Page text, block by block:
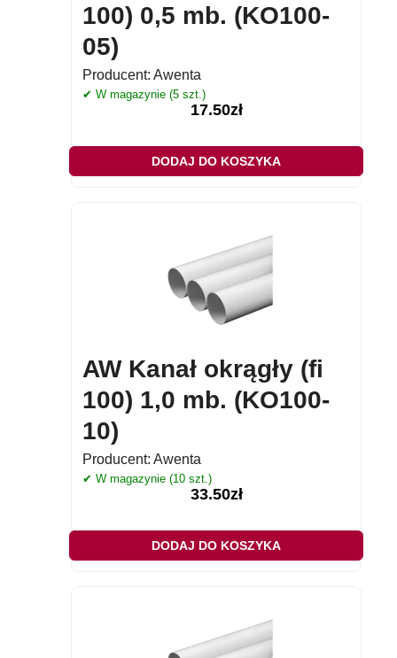
100) 0,5 mb. (KO100-
05)
Producent: Awenta
✔ W magazynie (5 szt.)
17.50zł
DODAJ DO KOSZYKA
AW Kanał okrągły (fi
100) 1,0 mb. (KO100-
10)
Producent: Awenta
✔ W magazynie (10 szt.)
33.50zł
DODAJ DO KOSZYKA